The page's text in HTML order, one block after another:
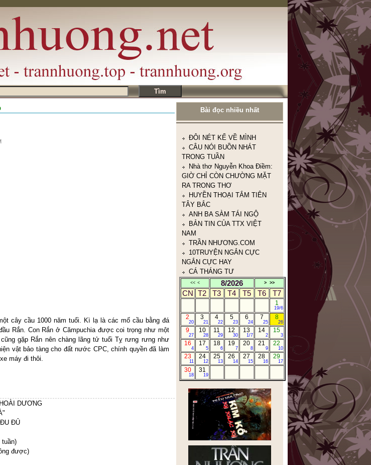
cây cầu 1000 năm tuổi. Kì lạ là các mố cầu bằng đá
Rắn. Con Rắn ở Cămpuchia được coi trọng như một
gặp Rắn nên chàng lãng tử tuổi Tỵ rưng rưng như
vật bảo tàng cho đất nước CPC, chính quyền đã làm
máy đi thôi.
DƯƠNG
ĐỦ
được)
Bài đọc nhiều nhất
CÂU NÓI BUỒN NHÁT
TRONG TUẦN
Nhà thơ Nguyễn Khoa Điềm:
RA TRONG THƠ
HUYỀN THOẠI TẮM TIÊN
TÂY BẮC
ANH BA SÀM TÁI NGỘ
BẢN TIN CỦA TTX VIỆT
NAM
TRẦN NHƯƠNG.COM
10TRUYỆN NGẮN CỰC
NGẮN CỰC HAY
CÁ THÁNG TƯ
NHÂN THỂ DỮ TÂM KINH
(人体与心泾)
<< < 8/2026 > >>
CN T2 T3 T4 T5 T6 T7
1
19/6
2
20
3
21
4
22
5
23
6
24
7
25
8
26
9
27
10
28
11
29
12
30
13
1/7
14
2
15
3
16
4
17
5
18
6
19
7
20
8
21
9
22
10
23
11
24
12
25
13
26
14
27
15
28
16
29
17
30
18
31
19